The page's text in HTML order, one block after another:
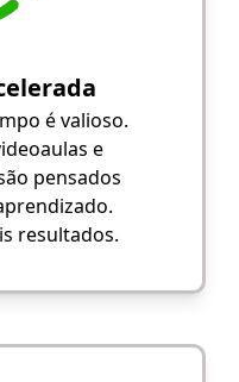
é valioso.
e
pensados
resultados.